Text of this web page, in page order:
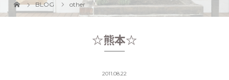
BLOG other
☆熊本☆
2011.08.22